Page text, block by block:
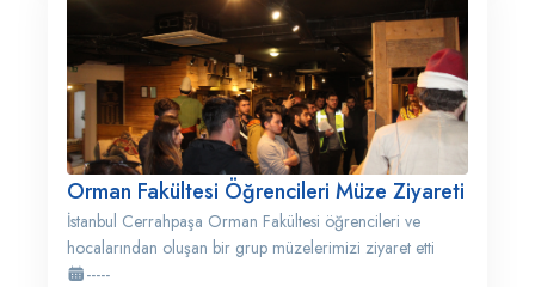
Orman Fakültesi Öğrencileri Müze Ziyareti
İstanbul Cerrahpaşa Orman Fakültesi öğrencileri ve
hocalarından oluşan bir grup müzelerimizi ziyaret etti
-----